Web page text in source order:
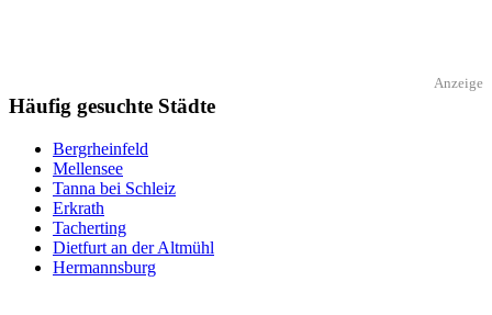
Anzeige
Häufig gesuchte Städte
Bergrheinfeld
Mellensee
Tanna bei Schleiz
Erkrath
Tacherting
Dietfurt an der Altmühl
Hermannsburg